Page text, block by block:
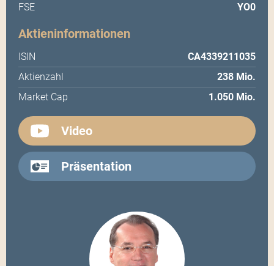
FSE
YO0
Aktieninformationen
ISIN
CA4339211035
Aktienzahl
238 Mio.
Market Cap
1.050 Mio.
Video
Präsentation